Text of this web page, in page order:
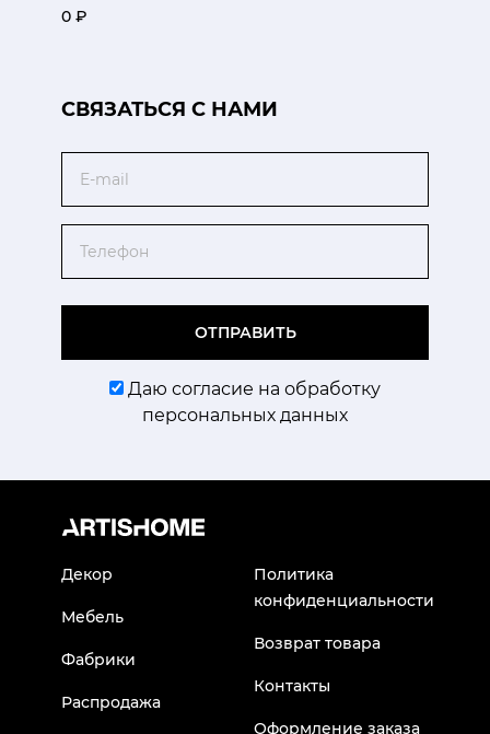
0 ₽
CВЯЗАТЬСЯ С НАМИ
ОТПРАВИТЬ
Даю согласие на обработку
персональных данных
Декор
Мебель
Фабрики
Распродажа
Политика
конфиденциальности
Возврат товара
Контакты
Оформление заказа